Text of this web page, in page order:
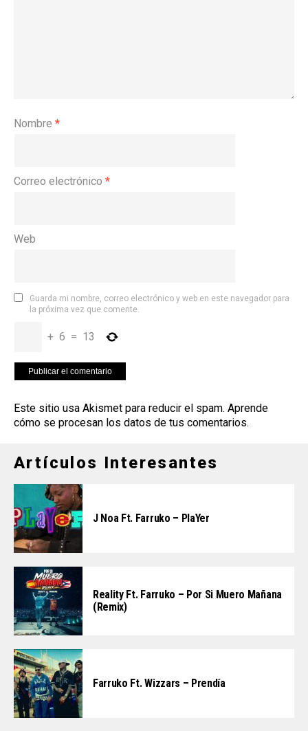
Nombre *
Correo electrónico *
Web
Guarda mi nombre, correo electrónico y web en este navegador para
la próxima vez que comente.
+ 6 = 13
Este sitio usa Akismet para reducir el spam. Aprende
cómo se procesan los datos de tus comentarios.
Artículos Interesantes
J Noa Ft. Farruko – PlaYer
Reality Ft. Farruko – Por Si Muero Mañana
(Remix)
Farruko Ft. Wizzars – Prendía